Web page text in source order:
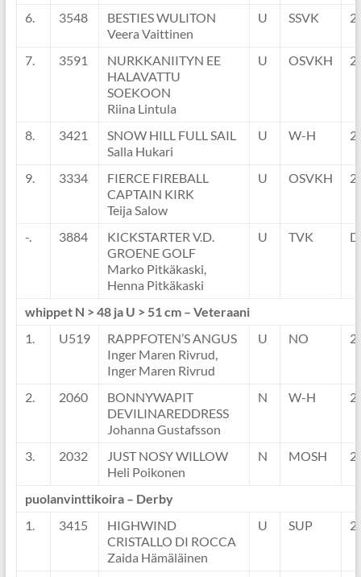
6. 3548
BESTIES WULITON
Veera Vaittinen
U SSVK
7. 3591
NURKKANIITYN EE
HALAVATTU
SOEKOON
Riina Lintula
U OSVKH
8. 3421
SNOW HILL FULL SAIL
Salla Hukari
U W-H
9. 3334
FIERCE FIREBALL
CAPTAIN KIRK
Teija Salow
U OSVKH
-. 3884
KICKSTARTER V.D.
GROENE GOLF
Marko Pitkäkaski,
Henna Pitkäkaski
U TVK
whippet N > 48 ja U > 51 cm – Veteraani
1.
U519
RAPPFOTEN’S ANGUS
Inger Maren Rivrud,
Inger Maren Rivrud
U NO
2. 2060
BONNYWAPIT
DEVILINAREDDRESS
Johanna Gustafsson
N W-H
3. 2032
JUST NOSY WILLOW
Heli Poikonen
N MOSH
puolanvinttikoira – Derby
1.
3415
HIGHWIND
CRISTALLO DI ROCCA
Zaida Hämäläinen
U SUP